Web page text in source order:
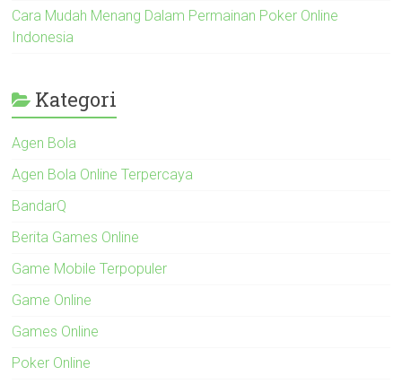
Cara Mudah Menang Dalam Permainan Poker Online
Indonesia
Kategori
Agen Bola
Agen Bola Online Terpercaya
BandarQ
Berita Games Online
Game Mobile Terpopuler
Game Online
Games Online
Poker Online